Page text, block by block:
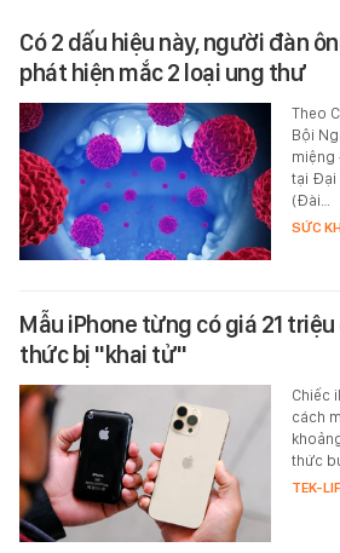
Có 2 dấu hiệu này, người đàn
phát hiện mắc 2 loại ung thư
Theo
Bội
miệng
tại Đại
(Đài…
SỨC
Mẫu iPhone từng có giá 21
thức bị "khai tử"
Chiếc
cách
thức
TEK-